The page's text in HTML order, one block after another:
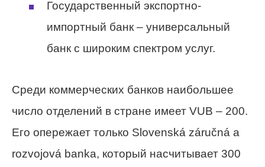
Государственный экспортно-
импортный банк – универсальный
банк с широким спектром услуг.
Среди коммерческих банков наибольшее
число отделений в стране имеет VUB – 200.
Его опережает только Slovenská záručná a
rozvojová banka, который насчитывает 300